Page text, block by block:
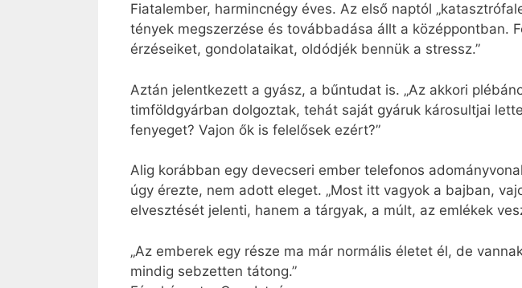
Fiatalember, harmincnégy éves. Az első naptól
tények megszerzése és továbbadása állt a középpontban.
érzéseiket, gondolataikat, oldódjék bennük a stressz.”
Aztán jelentkezett a gyász, a bűntudat is. „Az akkori
timföldgyárban dolgoztak, tehát saját gyáruk károsultjai
fenyeget? Vajon ők is felelősek ezért?”
Alig korábban egy devecseri ember telefonos
úgy érezte, nem adott eleget. „Most itt vagyok a bajban,
elvesztését jelenti, hanem a tárgyak, a múlt, az emlékek
„Az emberek egy része ma már normális életet él, de
mindig sebzetten tátong.”